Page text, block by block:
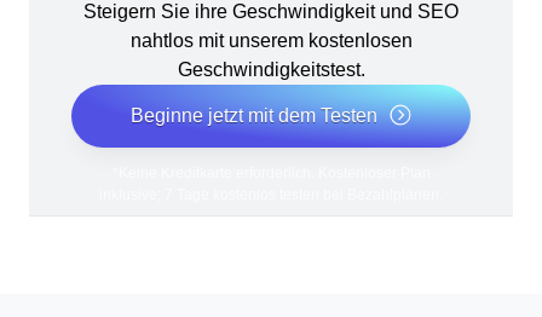
Steigern Sie ihre Geschwindigkeit und SEO
nahtlos mit unserem kostenlosen
Geschwindigkeitstest.
Beginne jetzt mit dem Testen